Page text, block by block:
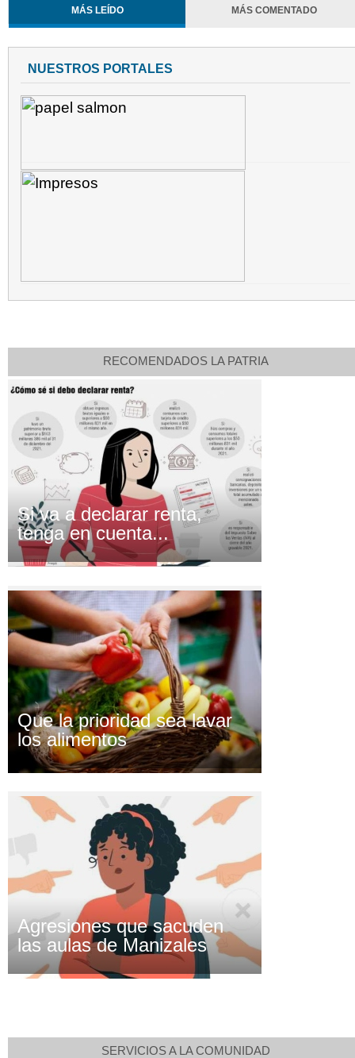
MÁS LEÍDO MÁS COMENTADO
NUESTROS PORTALES
RECOMENDADOS LA PATRIA
Si va a declarar renta,
tenga en cuenta...
Que la prioridad sea lavar
los alimentos
Agresiones que sacuden
las aulas de Manizales
SERVICIOS A LA COMUNIDAD